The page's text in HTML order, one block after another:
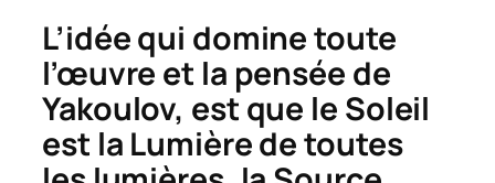
L’idée qui domine toute
l’œuvre et la pensée de
Yakoulov, est que le Soleil
est la Lumière de toutes